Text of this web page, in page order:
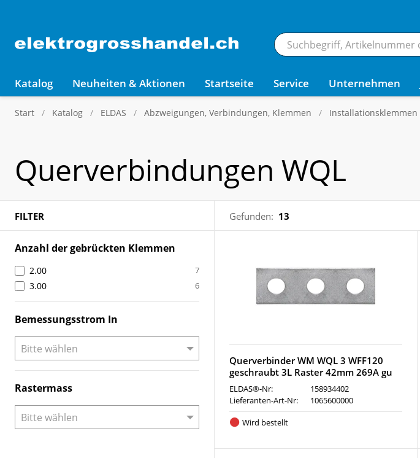
Katalog Neuheiten & Aktionen Startseite Service Unternehmen
Start Katalog ELDAS Abzweigungen, Verbindungen, Klemmen Installationsklemmen
Querverbindungen WQL
FILTER Gefunden: 13
Anzahl der gebrückten Klemmen
2.00 7
3.00 6
Bemessungsstrom In
Rastermass
Querverbinder WM WQL 3 WFF120
geschraubt 3L Raster 42mm 269A gu
ELDAS®-Nr:
158934402
Lieferanten-Art-Nr:
1065600000
Wird bestellt